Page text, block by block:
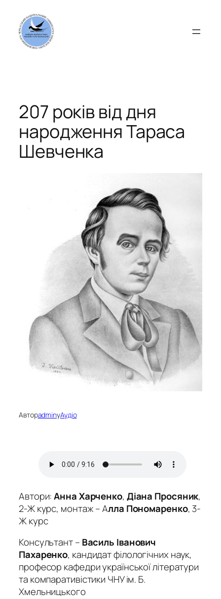
вмісту
207 років від дня
народження Тараса
Шевченка
АвторadminуАудіо
Автори:Анна Харченко, Діана Просяник,
2-Ж курс, монтаж – Алла Пономаренко, 3-
Ж курс
Консультант – Василь Іванович
Пахаренко, кандидат філологічних наук,
професор кафедри української літератури
та компаративістики ЧНУ ім. Б.
Хмельницького